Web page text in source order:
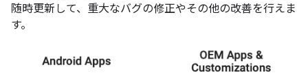
随時更新して、重大なバグの修正やその他の改善を行えま
す。